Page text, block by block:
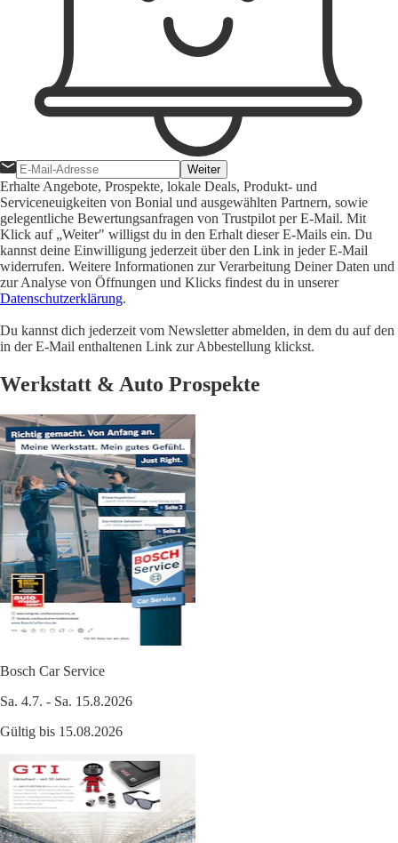
Weiter
Erhalte Angebote, Prospekte, lokale Deals, Produkt- und
Serviceneuigkeiten von Bonial und ausgewählten Partnern, sowie
gelegentliche Bewertungsanfragen von Trustpilot per E-Mail. Mit
Klick auf „Weiter" willigst du in den Erhalt dieser E-Mails ein. Du
kannst deine Einwilligung jederzeit über den Link in jeder E-Mail
widerrufen. Weitere Informationen zur Verarbeitung Deiner Daten und
zur Analyse von Öffnungen und Klicks findest du in unserer
Datenschutzerklärung.
Du kannst dich jederzeit vom Newsletter abmelden, in dem du auf den
in der E-Mail enthaltenen Link zur Abbestellung klickst.
Werkstatt & Auto Prospekte
Bosch Car Service
Sa. 4.7. - Sa. 15.8.2026
Gültig bis 15.08.2026